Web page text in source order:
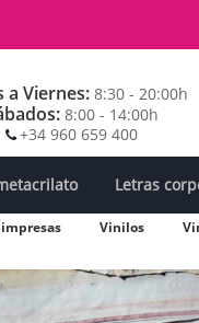
a Viernes:8:30 - 20:00h
8:00 - 14:00h
+34 960 659 400
Letras
Vinilos